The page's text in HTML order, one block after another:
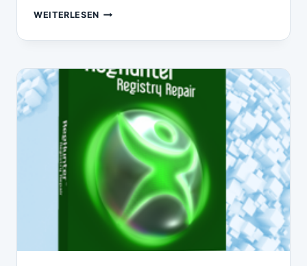
WEITERLESENDOWNLOAD
TUNEUP
2010
(WINDOWS
OPTIMIZATION)